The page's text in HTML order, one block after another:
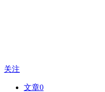
关注
文章0